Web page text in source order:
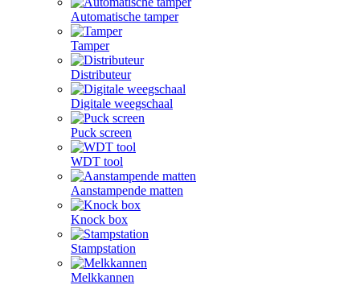
Automatische tamper
Tamper
Distributeur
Digitale weegschaal
Puck screen
WDT tool
Aanstampende matten
Knock box
Stampstation
Melkkannen